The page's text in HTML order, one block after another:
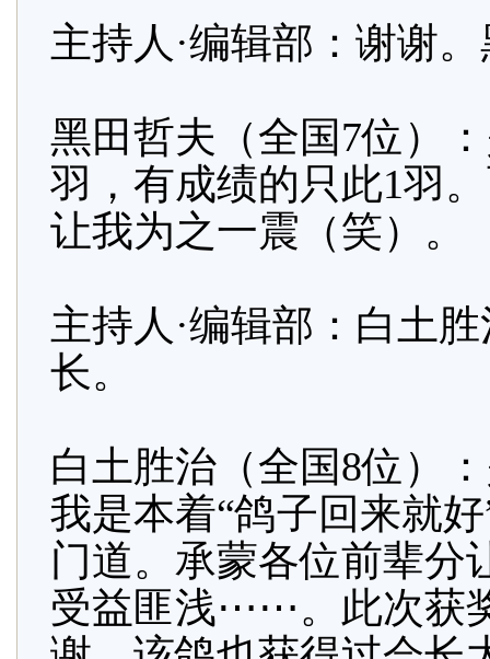
主持人·编辑部：谢谢
黑田哲夫（全国7位）
羽，有成绩的只此1羽
让我为之一震（笑）。
主持人·编辑部：白土
长。
白土胜治（全国8位）
我是本着“鸽子回来就
门道。承蒙各位前辈分
受益匪浅⋯⋯。此次获